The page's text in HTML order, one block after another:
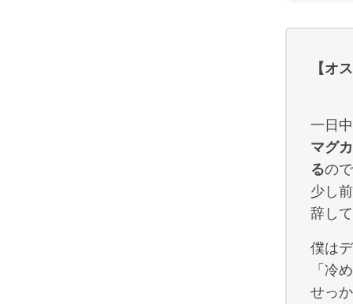
【オ
一日
マグ
るの
少し
辞し
僕は
「冷
せっ